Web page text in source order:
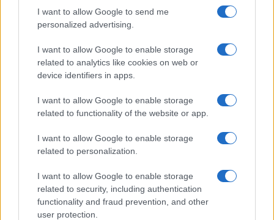
I want to allow Google to send me
personalized advertising.
I want to allow Google to enable storage
related to analytics like cookies on web or
device identifiers in apps.
I want to allow Google to enable storage
related to functionality of the website or app.
I want to allow Google to enable storage
related to personalization.
I want to allow Google to enable storage
related to security, including authentication
functionality and fraud prevention, and other
user protection.
XPENG Partner del Teatro del Silenzio 2026: Veicoli
Elettrici e Musica in Sinfonia
Rilancio degli impianti sciistici in Val Vigezzo, Val
Formazza e Valle Antrona
Scoperte carcasse di moto e motori in container
Il Córdoba ha ottenuto il II Trofeo Puertas dopo aver
Nuova Zelanda: ondata di freddo eccezionale porta
neve a bassa quota